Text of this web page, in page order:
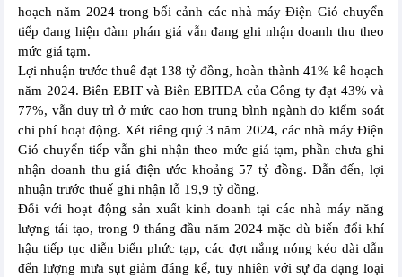
hoạch năm 2024 trong bối cảnh các nhà máy Điện Gió chuyển
tiếp đang hiện đàm phán giá vẫn đang ghi nhận doanh thu theo
mức giá tạm.
Lợi nhuận trước thuế đạt 138 tỷ đồng, hoàn thành 41% kế hoạch
năm 2024. Biên EBIT và Biên EBITDA của Công ty đạt 43% và
77%, vẫn duy trì ở mức cao hơn trung bình ngành do kiểm soát
chi phí hoạt động. Xét riêng quý 3 năm 2024, các nhà máy Điện
Gió chuyển tiếp vẫn ghi nhận theo mức giá tạm, phần chưa ghi
nhận doanh thu giá điện ước khoảng 57 tỷ đồng. Dẫn đến, lợi
nhuận trước thuế ghi nhận lỗ 19,9 tỷ đồng.
Đối với hoạt động sản xuất kinh doanh tại các nhà máy năng
lượng tái tạo, trong 9 tháng đầu năm 2024 mặc dù biến đổi khí
hậu tiếp tục diễn biến phức tạp, các đợt nắng nóng kéo dài dẫn
đến lượng mưa sụt giảm đáng kể, tuy nhiên với sự đa dạng loại